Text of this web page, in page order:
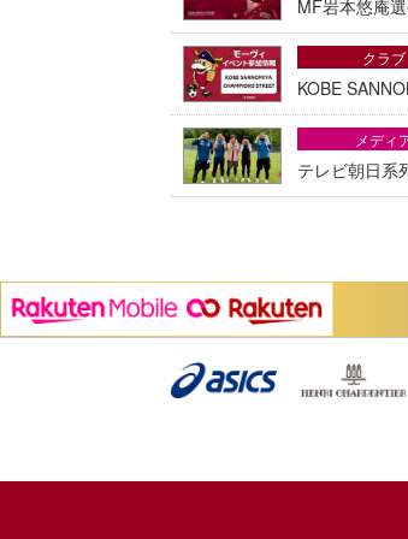
MF岩本悠庵
KOBE
クラブ
テレビ朝日系
メディ